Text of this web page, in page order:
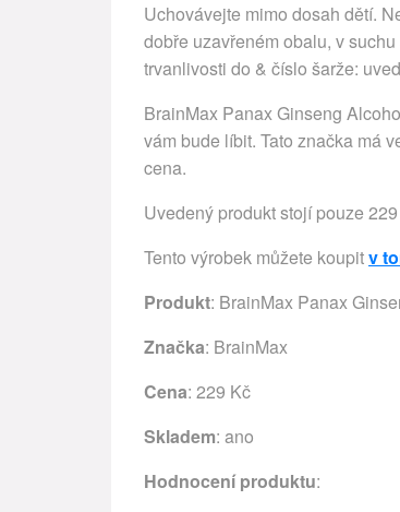
Uchovávejte mimo dosah dětí.
dobře uzavřeném obalu, v
trvanlivosti do & číslo šarže:
BrainMax Panax Ginseng
vám bude líbit. Tato značka má
cena.
Uvedený produkt stojí pouze
Tento výrobek můžete koupitv
Produkt: BrainMax Panax
Značka: BrainMax
Cena: 229 Kč
Skladem: ano
Hodnocení produktu: